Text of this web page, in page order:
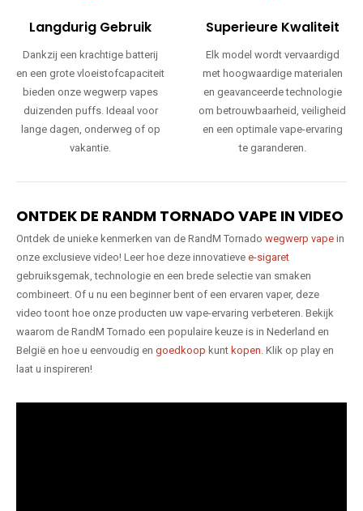
Langdurig Gebruik
Dankzij een krachtige batterij
en een grote vloeistofcapaciteit
bieden onze wegwerp vapes
duizenden puffs. Ideaal voor
lange dagen, onderweg of op
vakantie.
Superieure Kwaliteit
Elk model wordt vervaardigd
met hoogwaardige materialen
en geavanceerde technologie
om betrouwbaarheid, veiligheid
en een optimale vape-ervaring
te garanderen.
ONTDEK DE RANDM TORNADO VAPE IN VIDEO
Ontdek de unieke kenmerken van de RandM Tornado wegwerp vape in
onze exclusieve video! Leer hoe deze innovatieve e-sigaret
gebruiksgemak, technologie en een brede selectie van smaken
combineert. Of u nu een beginner bent of een ervaren vaper, deze
video toont hoe onze producten uw vape-ervaring verbeteren. Bekijk
waarom de RandM Tornado een populaire keuze is in Nederland en
België en hoe u eenvoudig en goedkoop kunt kopen. Klik op play en
laat u inspireren!